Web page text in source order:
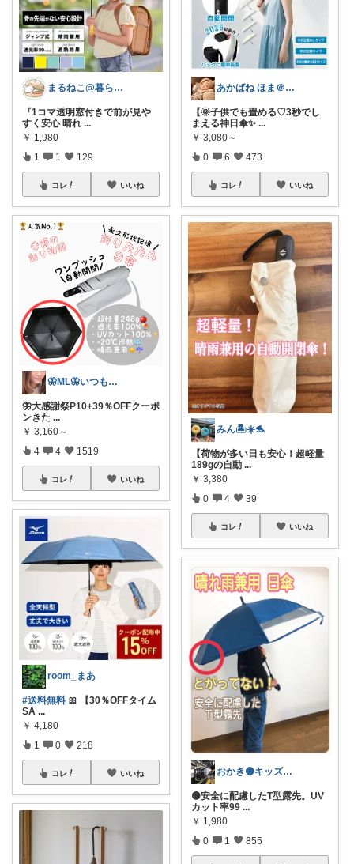
まるねこ@暮らしと子育て🐈️🌸
『1コマ透明窓付きで前が見や
すく安心 晴れ ...
￥ 1,980
1 1 129
コレ いいね
🦋ML🦋いつもありがとう💓
🦋大感謝祭P10+39％OFFクーポ
ンきた ...
￥ 3,160～
4 4 1519
コレ いいね
room_まあ
#送料無料 🎀 【30％OFFタイム
SA ...
￥ 4,180
1 0 218
コレ いいね
あかばね ほま＠経由購入感謝です❤️
【🌞子供でも畳める♡3秒でし
まえる神日傘✨ ...
￥ 3,080～
0 6 473
コレ いいね
みん🏝️☀️🐬
【荷物が多い日も安心！超軽量
189gの自動 ...
￥ 3,380
0 4 39
コレ いいね
おかき🟡キッズ、子供服、暑さ対策
🟡安全に配慮したT型露先。UV
カット率99 ...
￥ 1,980
0 1 855